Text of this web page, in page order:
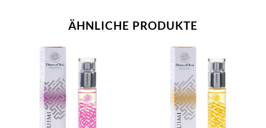
ÄHNLICHE PRODUKTE